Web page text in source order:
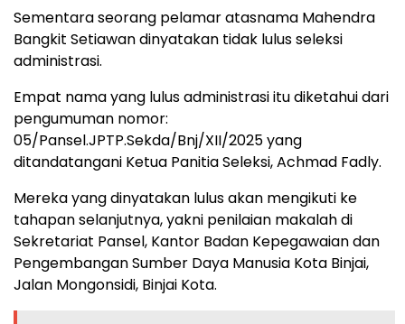
Sementara seorang pelamar atasnama Mahendra
Bangkit Setiawan dinyatakan tidak lulus seleksi
administrasi.
Empat nama yang lulus administrasi itu diketahui dari
pengumuman nomor:
05/Pansel.JPTP.Sekda/Bnj/XII/2025 yang
ditandatangani Ketua Panitia Seleksi, Achmad Fadly.
Mereka yang dinyatakan lulus akan mengikuti ke
tahapan selanjutnya, yakni penilaian makalah di
Sekretariat Pansel, Kantor Badan Kepegawaian dan
Pengembangan Sumber Daya Manusia Kota Binjai,
Jalan Mongonsidi, Binjai Kota.